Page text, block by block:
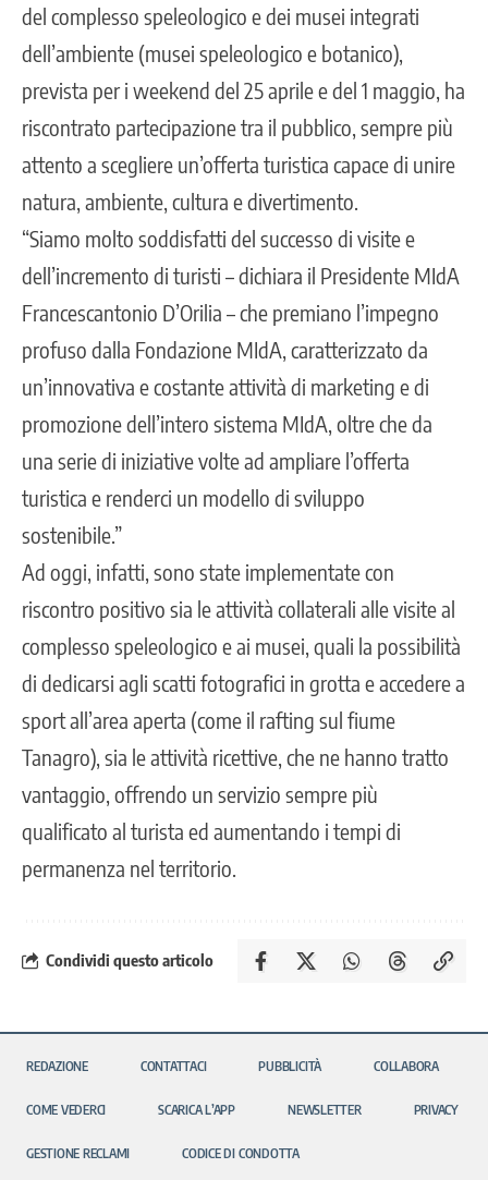
del complesso speleologico e dei musei integrati
dell’ambiente (musei speleologico e botanico),
prevista per i weekend del 25 aprile e del 1 maggio, ha
riscontrato partecipazione tra il pubblico, sempre più
attento a scegliere un’offerta turistica capace di unire
natura, ambiente, cultura e divertimento.
“Siamo molto soddisfatti del successo di visite e
dell’incremento di turisti – dichiara il Presidente MIdA
Francescantonio D’Orilia – che premiano l’impegno
profuso dalla Fondazione MIdA, caratterizzato da
un’innovativa e costante attività di marketing e di
promozione dell’intero sistema MIdA, oltre che da
una serie di iniziative volte ad ampliare l’offerta
turistica e renderci un modello di sviluppo
sostenibile.”
Ad oggi, infatti, sono state implementate con
riscontro positivo sia le attività collaterali alle visite al
complesso speleologico e ai musei, quali la possibilità
di dedicarsi agli scatti fotografici in grotta e accedere a
sport all’area aperta (come il rafting sul fiume
Tanagro), sia le attività ricettive, che ne hanno tratto
vantaggio, offrendo un servizio sempre più
qualificato al turista ed aumentando i tempi di
permanenza nel territorio.
Condividi questo articolo
REDAZIONE CONTATTACI PUBBLICITÀ COLLABORA
COME VEDERCI SCARICA L’APP NEWSLETTER PRIVACY
GESTIONE RECLAMI CODICE DI CONDOTTA